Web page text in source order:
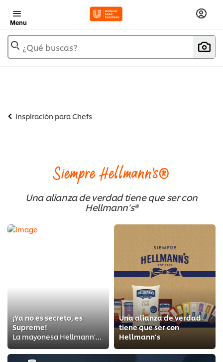
Menu
¿Qué buscas?
Inspiración para Chefs
Siempre Hellmann's®
Una alianza de verdad tiene que ser con
Hellmann's®
¡Ya no es secreto, es
Supreme!
La mayonesa Hellmann's® que eleva cada preparación con su cremosidad
Una alianza de verdad
tiene que ser con
Hellmann’s